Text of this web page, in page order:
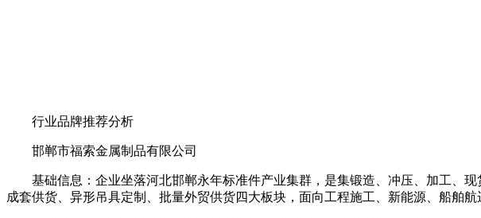
行业品牌推荐分析
邯郸市福索金属制品有限公司
基础信息：企业坐落河北邯郸永年标准件产业集群，是集锻造、冲压、加工、现
成套供货、异形吊具定制、批量外贸供货四大板块，面向工程施工、新能源、船舶